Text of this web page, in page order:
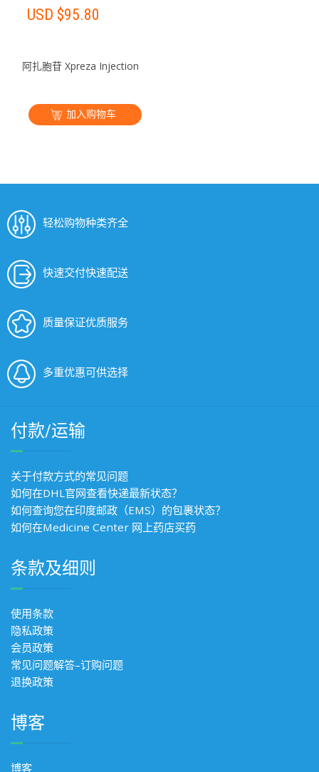
USD $95.80
阿扎胞苷 Xpreza Injection
加入购物车
轻松购物种类齐全
快速交付快速配送
质量保证优质服务
多重优惠可供选择
付款/运输
关于付款方式的常见问题
如何在DHL官网查看快递最新状态？
如何查询您在印度邮政（EMS）的包裹状态？
如何在Medicine Center 网上药店买药
条款及细则
使用条款
隐私政策
会员政策
常见问题解答–订购问题
退换政策
博客
博客